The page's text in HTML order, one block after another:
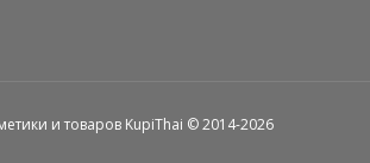
и товаров KupiThai © 2014-2026